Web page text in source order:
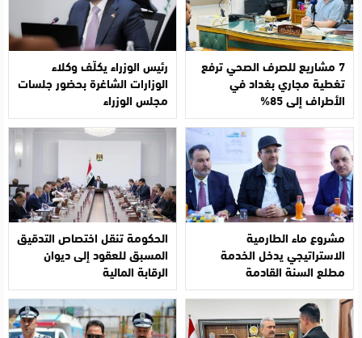
7 مشاريع للصرف الصحي ترفع
تغطية مجاري بغداد في
الأطراف إلى 85%
رئيس الوزراء يكلّف وكلاء
الوزارات الشاغرة بحضور جلسات
مجلس الوزراء
مشروع ماء الطارمية
الاستراتيجي يدخل الخدمة
مطلع السنة القادمة
الحكومة تنقل اختصاص التدقيق
المسبق للعقود إلى ديوان
الرقابة المالية